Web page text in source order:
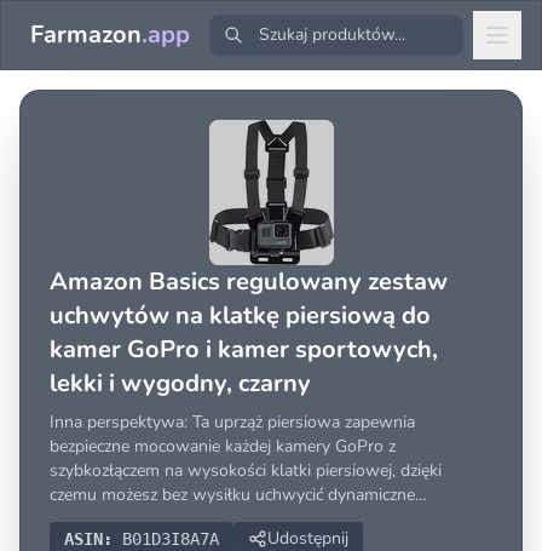
Farmazon.app
Amazon Basics regulowany zestaw
uchwytów na klatkę piersiową do
kamer GoPro i kamer sportowych,
lekki i wygodny, czarny
Inna perspektywa: Ta uprząż piersiowa zapewnia
bezpieczne mocowanie każdej kamery GoPro z
szybkozłączem na wysokości klatki piersiowej, dzięki
czemu możesz bez wysiłku uchwycić dynamiczne
perspektywy
ASIN: B01D3I8A7A
Udostępnij